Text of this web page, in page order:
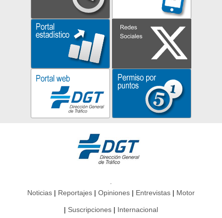
Noticias Reportajes Opiniones Entrevistas Motor
Suscripciones Internacional